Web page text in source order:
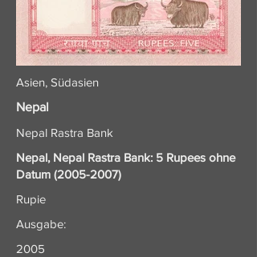
Asien, Südasien
Nepal
Nepal Rastra Bank
Nepal, Nepal Rastra Bank: 5 Rupees ohne
Datum (2005-2007)
Rupie
Ausgabe:
2005